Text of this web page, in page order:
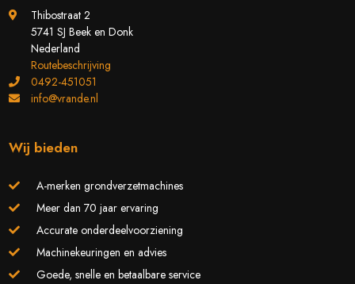
Thibostraat 2
5741 SJ Beek en Donk
Nederland
Routebeschrijving
0492-451051
info@vrande.nl
Wij bieden
A-merken grondverzetmachines
Meer dan 70 jaar ervaring
Accurate onderdeelvoorziening
Machinekeuringen en advies
Goede, snelle en betaalbare service